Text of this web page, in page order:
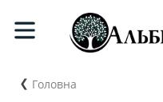
Головна